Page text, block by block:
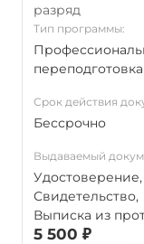
разряд
Тип программы:
переподготовка
Срок действия
Бессрочно
Выдаваемый
Удостоверение,
Свидетельство,
Выписка из
5 500 ₽